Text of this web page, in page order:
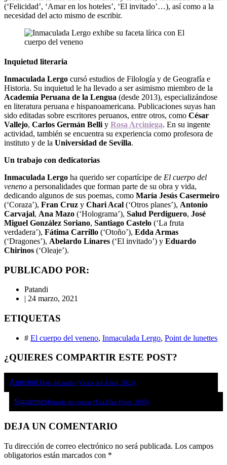
(‘Felicidad’, ‘Amar en los hoteles’, ‘El invitado’…), así como a la
necesidad del acto mismo de escribir.
Inquietud literaria
Inmaculada Lergo cursó estudios de Filología y de Geografía e
Historia. Su inquietud le ha llevado a ser asimismo miembro de la
Academia Peruana de la Lengua (desde 2013), especializándose
en literatura peruana e hispanoamericana. Publicaciones suyas han
sido editadas sobre escritores peruanos, entre otros, como César
Vallejo, Carlos Germán Belli y Rosa Arciniega. En su ingente
actividad, también se encuentra su experiencia como profesora de
instituto y de la Universidad de Sevilla.
Un trabajo con dedicatorias
Inmaculada Lergo ha querido ser copartícipe de El cuerpo del
veneno a personalidades que forman parte de su obra y vida,
dedicando algunos de sus poemas, como María Jesús Casermeiro
(‘Coraza’), Fran Cruz y Chari Acal (‘Otros planes’), Antonio
Carvajal, Ana Mazo (‘Holograma’), Salud Perdiguero, José
Miguel González Soriano, Santiago Castelo (‘La fruta
verdadera’), Fátima Carrillo (‘Otoño’), Edda Armas
(‘Dragones’), Abelardo Linares (‘El invitado’) y Eduardo
Chirinos (‘Oleaje’).
PUBLICADO POR:
Patandi
| 24 marzo, 2021
ETIQUETAS
# El cuerpo del veneno, Inmaculada Lergo, Point de lunettes
¿QUIERES COMPARTIR ESTE POST?
AnteriorEl hijo del padre (Víctor del Árbol, 2021)
SiguienteMemoria de cenizas (Eva Díaz Pérez, 2005)
DEJA UN COMENTARIO
Tu dirección de correo electrónico no será publicada. Los campos
obligatorios están marcados con *